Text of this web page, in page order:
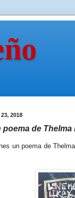
2018
poema de Thelma
un poema de